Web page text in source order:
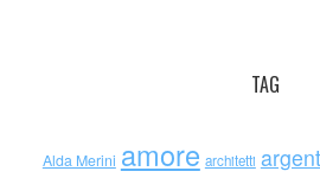
TAG
Alda Merini amore architetti